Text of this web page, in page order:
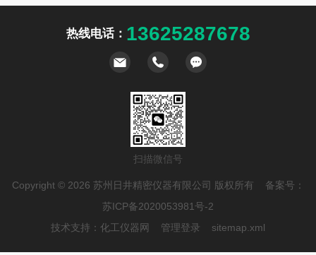
准确理解之上。首先要确定被测材料的类型，金属
技术要求各不相同。其次要明确测试项目，是单纯
热线电话： 13625287678
扫描微信号
Copyright © 2026 苏州日井精密仪器有限公司 版权所有 备案号：
苏ICP备2020053981号-2
技术支持： 化工仪器网 管理登录 sitemap.xml